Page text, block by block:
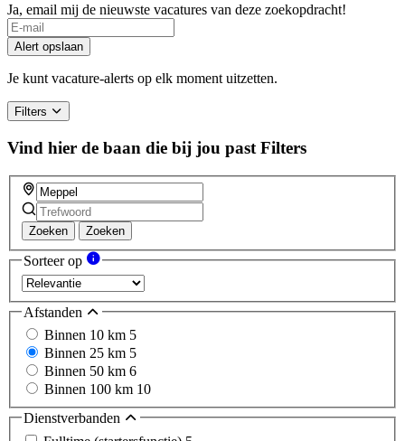
Ja, email mij de nieuwste vacatures van deze zoekopdracht!
If
you
are
a
ignore
this
field
Alert opslaan
Je kunt vacature-alerts op elk moment uitzetten.
Filters
Vind hier de baan die bij jou past Filters
Zoeken Zoeken
Sorteer op
Afstanden
Binnen 10 km 5
Binnen 25 km 5
Binnen 50 km 6
Binnen 100 km 10
Dienstverbanden